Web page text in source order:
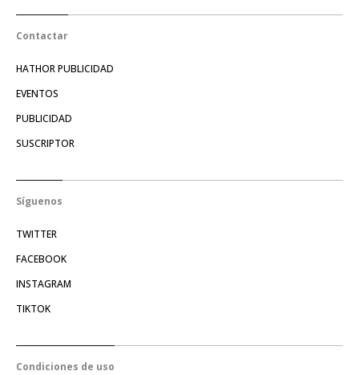
Contactar
HATHOR PUBLICIDAD
EVENTOS
PUBLICIDAD
SUSCRIPTOR
Síguenos
TWITTER
FACEBOOK
INSTAGRAM
TIKTOK
Condiciones de uso